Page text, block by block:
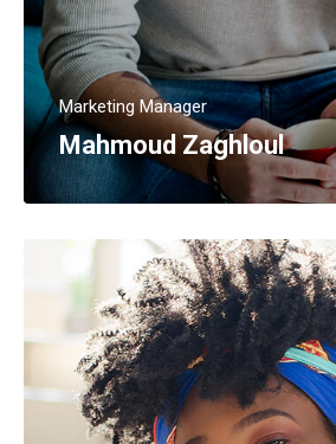
Marketing Manager
Mahmoud Zaghloul